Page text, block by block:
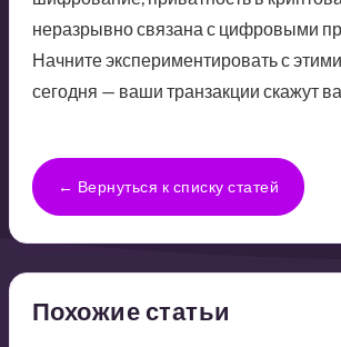
неразрывно связана с цифровыми
Начните экспериментировать с
сегодня — ваши транзакции скажут
← Вернуться к списку статей
Похожие статьи